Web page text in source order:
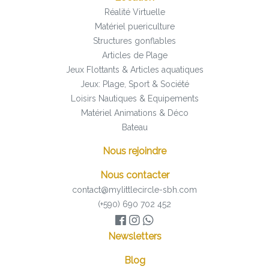
Réalité Virtuelle
Matériel puericulture
Structures gonflables
Articles de Plage
Jeux Flottants & Articles aquatiques
Jeux: Plage, Sport & Société
Loisirs Nautiques & Equipements
Matériel Animations & Déco
Bateau
Nous rejoindre
Nous contacter
contact@mylittlecircle-sbh.com
(+590) 690 702 452
Newsletters
Blog